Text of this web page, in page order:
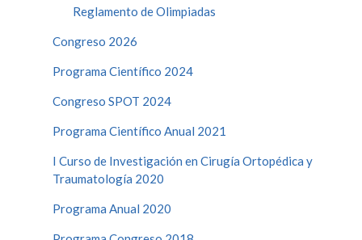
Reglamento de Olimpiadas
Congreso 2026
Programa Científico 2024
Congreso SPOT 2024
Programa Científico Anual 2021
I Curso de Investigación en Cirugía Ortopédica y
Traumatología 2020
Programa Anual 2020